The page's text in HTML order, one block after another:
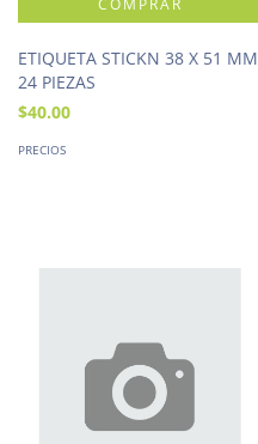
ETIQUETA STICKN 38 X 51 MM
24 PIEZAS
$40.00
PRECIOS